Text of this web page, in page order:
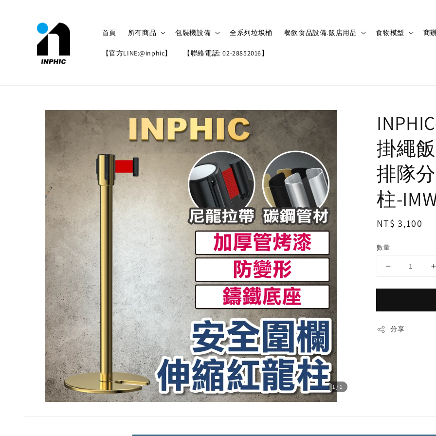
首頁 所有商品 包裝機設備 全系列垃圾桶 餐飲食品設備.飯店用品 食物模型 商
【官方LINE:@inphic】 【聯絡電話: 02-28852016】
1/1
掛繩
排隊
柱-
Regular
NT$ 3,100
數量
分享